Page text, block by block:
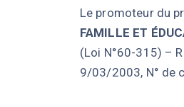
Le promoteur du
FAMILLE ET
(Loi N°60-315) –
9/03/2003, N° de